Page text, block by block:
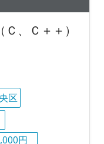
、Ｃ＋＋）
区
円